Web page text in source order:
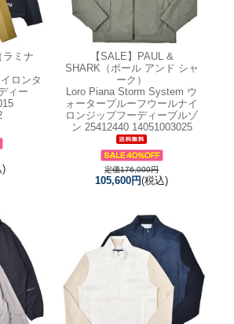
ラミナ
ロンタ
ィー
)
【SALE】
PAUL &
SHARK（ポール アンド シャ
ーク）
Loro Piana Storm System ウ
ォータープルーフウールナイ
ロンジップフーディーブルゾ
ン 25412440 14051003025
定価176,000円
105,600円(税込)